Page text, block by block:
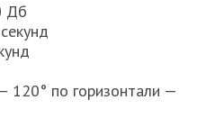
Дб
120° по горизонтали —